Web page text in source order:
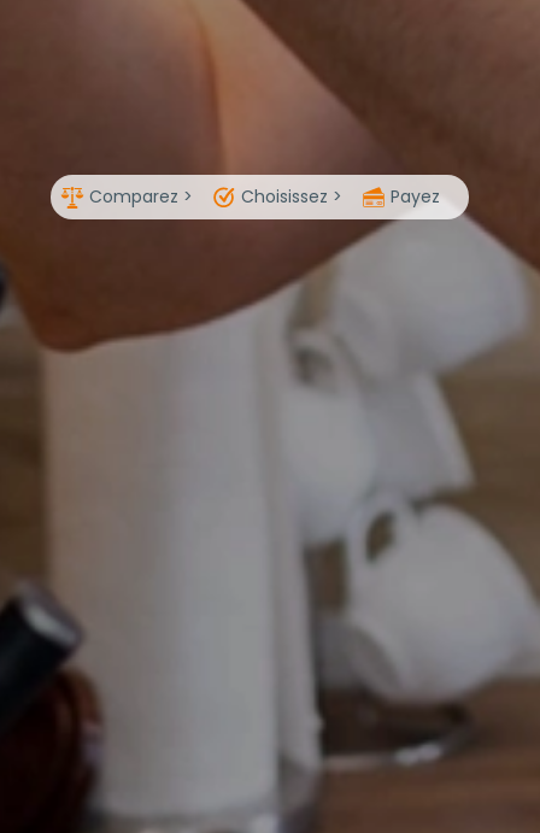
Comparez > Choisissez > Payez